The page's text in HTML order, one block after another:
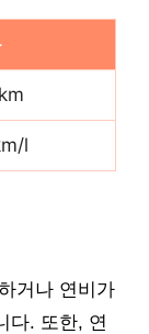
l
거나 연비가
다. 또한, 연